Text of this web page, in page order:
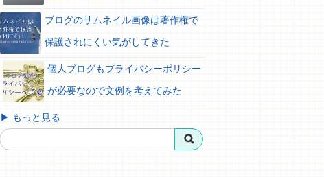
ブログのサムネイル画像は著作権で
保護されにくい気がしてきた
個人ブログもプライバシーポリシー
が必要なので文例を考えてみた
▶ もっと見る